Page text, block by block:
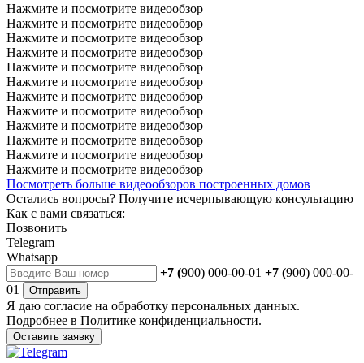
Нажмите и посмотрите видеообзор
Нажмите и посмотрите видеообзор
Нажмите и посмотрите видеообзор
Нажмите и посмотрите видеообзор
Нажмите и посмотрите видеообзор
Нажмите и посмотрите видеообзор
Нажмите и посмотрите видеообзор
Нажмите и посмотрите видеообзор
Нажмите и посмотрите видеообзор
Нажмите и посмотрите видеообзор
Нажмите и посмотрите видеообзор
Нажмите и посмотрите видеообзор
Посмотреть больше видеообзоров построенных домов
Остались вопросы? Получите исчерпывающую консультацию
Как с вами связаться:
Позвонить
Telegram
Whatsapp
+7 (900) 000-00-01 +7 (900) 000-00-
01
Отправить
Я даю согласие на обработку персональных данных.
Подробнее в Политике конфиденциальности.
Оставить заявку